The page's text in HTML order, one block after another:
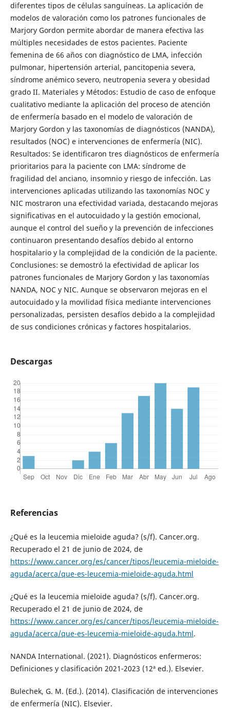
diferentes tipos de células sanguíneas. La aplicación de
modelos de valoración como los patrones funcionales de
Marjory Gordon permite abordar de manera efectiva las
múltiples necesidades de estos pacientes. Paciente
femenina de 66 años con diagnóstico de LMA, infección
pulmonar, hipertensión arterial, pancitopenia severa,
síndrome anémico severo, neutropenia severa y obesidad
grado II. Materiales y Métodos: Estudio de caso de enfoque
cualitativo mediante la aplicación del proceso de atención
de enfermería basado en el modelo de valoración de
Marjory Gordon y las taxonomías de diagnósticos (NANDA),
resultados (NOC) e intervenciones de enfermería (NIC).
Resultados: Se identificaron tres diagnósticos de enfermería
prioritarios para la paciente con LMA: síndrome de
fragilidad del anciano, insomnio y riesgo de infección. Las
intervenciones aplicadas utilizando las taxonomías NOC y
NIC mostraron una efectividad variada, destacando mejoras
significativas en el autocuidado y la gestión emocional,
aunque el control del sueño y la prevención de infecciones
continuaron presentando desafíos debido al entorno
hospitalario y la complejidad de la condición de la paciente.
Conclusiones: se demostró la efectividad de aplicar los
patrones funcionales de Marjory Gordon y las taxonomías
NANDA, NOC y NIC. Aunque se observaron mejoras en el
autocuidado y la movilidad física mediante intervenciones
personalizadas, persisten desafíos debido a la complejidad
de sus condiciones crónicas y factores hospitalarios.
Descargas
Referencias
¿Qué es la leucemia mieloide aguda? (s/f). Cancer.org.
Recuperado el 21 de junio de 2024, de
https://www.cancer.org/es/cancer/tipos/leucemia-mieloide-
aguda/acerca/que-es-leucemia-mieloide-aguda.html
¿Qué es la leucemia mieloide aguda? (s/f). Cancer.org.
Recuperado el 21 de junio de 2024, de
https://www.cancer.org/es/cancer/tipos/leucemia-mieloide-
aguda/acerca/que-es-leucemia-mieloide-aguda.html.
NANDA International. (2021). Diagnósticos enfermeros:
Definiciones y clasificación 2021-2023 (12ª ed.). Elsevier.
Bulechek, G. M. (Ed.). (2014). Clasificación de intervenciones
de enfermería (NIC). Elsevier.